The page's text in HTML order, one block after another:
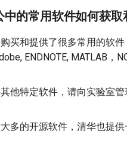
中的常用软件如何获取
买和提供了很多常用的软
ENDNOTE, MATLAB，
他特定软件，请向实验室
多的开源软件，清华也提供